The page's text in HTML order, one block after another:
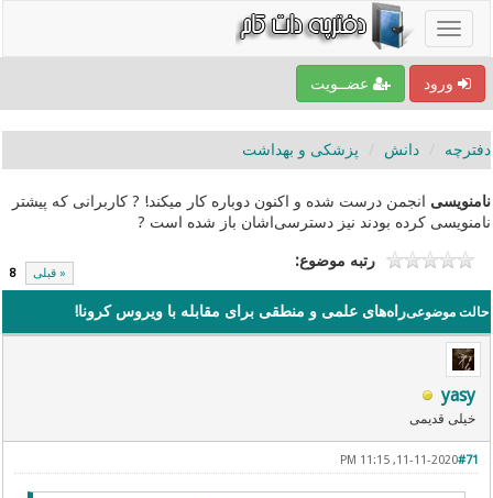
ورود عضــویت
دفترچه دانش پزشکی و بهداشت
نامنویسی انجمن درست شده و اکنون دوباره کار میکند! ? کاربرانی که پیشتر
نامنویسی کرده بودند نیز دسترسی‌اشان باز شده است ?
« قبلی 8
رتبه موضوع:
حالت موضوعیراه‌های علمی و منطقی برای مقابله با ویروس کرونا!
yasy
خیلی قدیمی
#71
11-11-2020, 11:15 PM